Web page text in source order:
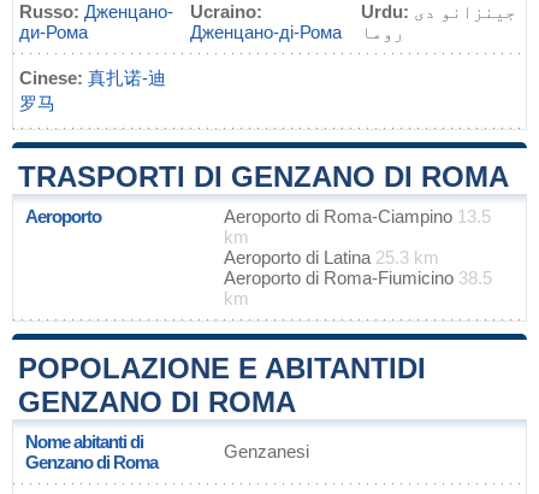
Russo: Дженцано-
ди-Рома
Ucraino:
Дженцано-ді-Рома
Urdu: جینزانو دی
روما
Cinese: 真扎诺-迪
罗马
TRASPORTI DI GENZANO DI ROMA
Aeroporto Aeroporto di Roma-Ciampino 13.5
km
Aeroporto di Latina 25.3 km
Aeroporto di Roma-Fiumicino 38.5
km
POPOLAZIONE E ABITANTIDI
GENZANO DI ROMA
Nome abitanti di
Genzano di Roma
Genzanesi